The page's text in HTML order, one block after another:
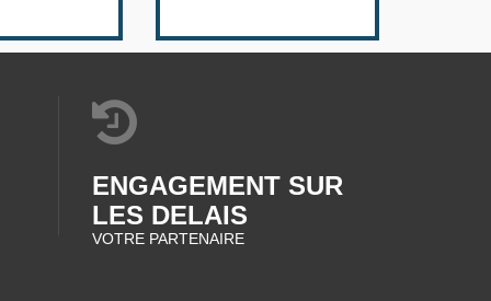
ENGAGEMENT SUR
LES DELAIS
VOTRE PARTENAIRE